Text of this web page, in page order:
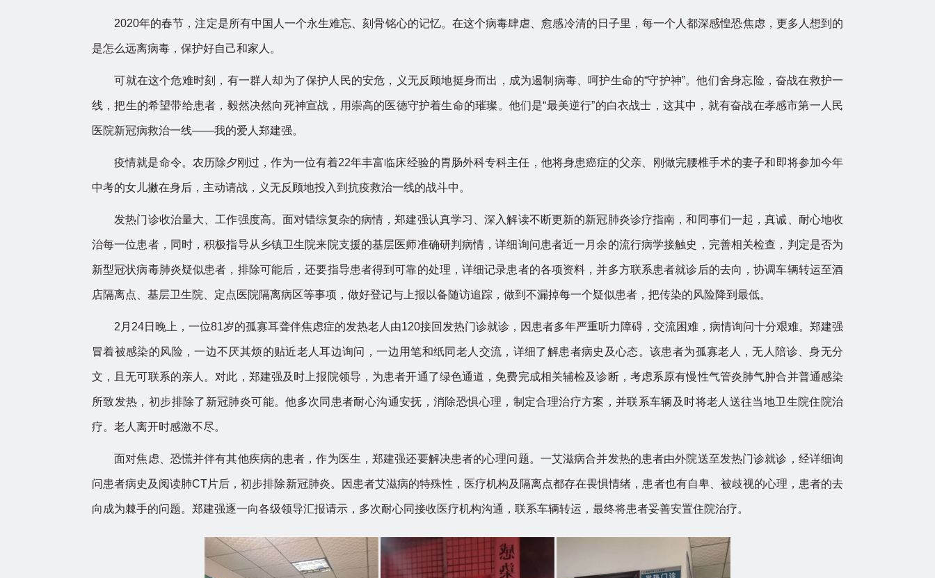
2020年的春节，注定是所有中国人一个永生难忘、刻骨铭心的记忆。在这个病毒肆虐、愈感冷清的日子里，每一个人都深感惶恐焦虑，更多人想到的
是怎么远离病毒，保护好自己和家人。
可就在这个危难时刻，有一群人却为了保护人民的安危，义无反顾地挺身而出，成为遏制病毒、呵护生命的“守护神”。他们舍身忘险，奋战在救护一
线，把生的希望带给患者，毅然决然向死神宣战，用崇高的医德守护着生命的璀璨。他们是“最美逆行”的白衣战士，这其中，就有奋战在孝感市第一人民
医院新冠病救治一线——我的爱人郑建强。
疫情就是命令。农历除夕刚过，作为一位有着22年丰富临床经验的胃肠外科专科主任，他将身患癌症的父亲、刚做完腰椎手术的妻子和即将参加今年
中考的女儿撇在身后，主动请战，义无反顾地投入到抗疫救治一线的战斗中。
发热门诊收治量大、工作强度高。面对错综复杂的病情，郑建强认真学习、深入解读不断更新的新冠肺炎诊疗指南，和同事们一起，真诚、耐心地收
治每一位患者，同时，积极指导从乡镇卫生院来院支援的基层医师准确研判病情，详细询问患者近一月余的流行病学接触史，完善相关检查，判定是否为
新型冠状病毒肺炎疑似患者，排除可能后，还要指导患者得到可靠的处理，详细记录患者的各项资料，并多方联系患者就诊后的去向，协调车辆转运至酒
店隔离点、基层卫生院、定点医院隔离病区等事项，做好登记与上报以备随访追踪，做到不漏掉每一个疑似患者，把传染的风险降到最低。
2月24日晚上，一位81岁的孤寡耳聋伴焦虑症的发热老人由120接回发热门诊就诊，因患者多年严重听力障碍，交流困难，病情询问十分艰难。郑建强
冒着被感染的风险，一边不厌其烦的贴近老人耳边询问，一边用笔和纸同老人交流，详细了解患者病史及心态。该患者为孤寡老人，无人陪诊、身无分
文，且无可联系的亲人。对此，郑建强及时上报院领导，为患者开通了绿色通道，免费完成相关辅检及诊断，考虑系原有慢性气管炎肺气肿合并普通感染
所致发热，初步排除了新冠肺炎可能。他多次同患者耐心沟通安抚，消除恐惧心理，制定合理治疗方案，并联系车辆及时将老人送往当地卫生院住院治
疗。老人离开时感激不尽。
面对焦虑、恐慌并伴有其他疾病的患者，作为医生，郑建强还要解决患者的心理问题。一艾滋病合并发热的患者由外院送至发热门诊就诊，经详细询
问患者病史及阅读肺CT片后，初步排除新冠肺炎。因患者艾滋病的特殊性，医疗机构及隔离点都存在畏惧情绪，患者也有自卑、被歧视的心理，患者的去
向成为棘手的问题。郑建强逐一向各级领导汇报请示，多次耐心同接收医疗机构沟通，联系车辆转运，最终将患者妥善安置住院治疗。